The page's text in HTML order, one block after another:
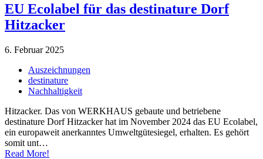
EU Ecolabel für das destinature Dorf
Hitzacker
6. Februar 2025
Auszeichnungen
destinature
Nachhaltigkeit
Hitzacker. Das von WERKHAUS gebaute und betriebene
destinature Dorf Hitzacker hat im November 2024 das EU Ecolabel,
ein europaweit anerkanntes Umweltgütesiegel, erhalten. Es gehört
somit unt…
Read More!